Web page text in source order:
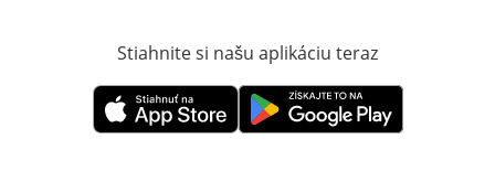
Stiahnite si našu aplikáciu teraz
Otvorí sa vnovom okneOtvorí sa vnovom okne